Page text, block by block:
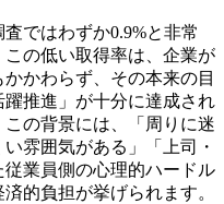
ではわずか0.9%と非常
の低い取得率は、企業が
かわらず、その本来の目
推進」が十分に達成され
の背景には、「周りに迷
雰囲気がある」「上司・
業員側の心理的ハードル
的負担が挙げられます。